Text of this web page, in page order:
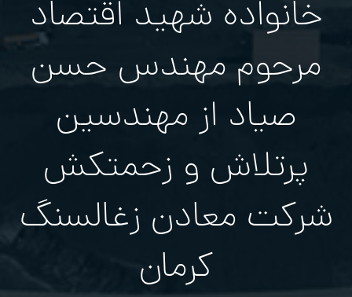
خانواده شهید اقتصاد
مرحوم مهندس حسن
صیاد از مهندسین
پرتلاش و زحمتکش
شرکت معادن زغالسنگ
کرمان